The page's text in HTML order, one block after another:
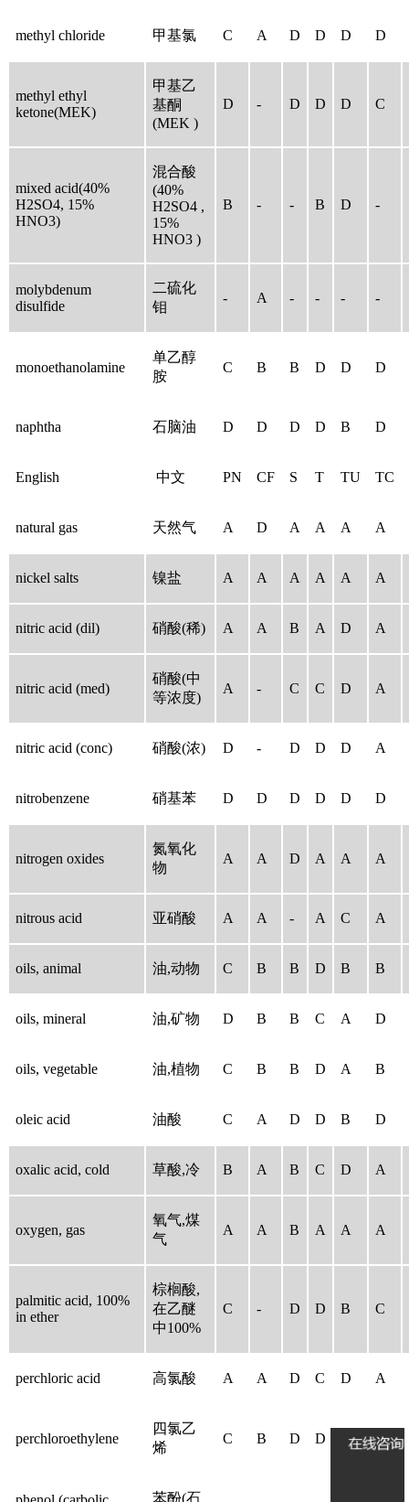
methyl chloride 甲基氯 C A D D D D
methyl ethyl
ketone(MEK)
甲基乙
基酮
(MEK )
D - D D D C
mixed acid(40%
H2SO4, 15%
HNO3)
混合酸
(40%
H2SO4 ,
15%
HNO3 )
B - - B D -
molybdenum
disulfide
二硫化
钼
- A - - - -
monoethanolamine
单乙醇
胺
C B B D D D
naphtha 石脑油 D D D D B D
English 中文 PN CF S T TU TC
natural gas 天然气 A D A A A A
nickel salts 镍盐 A A A A A A
nitric acid (dil) 硝酸(稀) A A B A D A
nitric acid (med)
硝酸(中
等浓度)
A - C C D A
nitric acid (conc) 硝酸(浓) D - D D D A
nitrobenzene 硝基苯 D D D D D D
nitrogen oxides
氮氧化
物
A A D A A A
nitrous acid 亚硝酸 A A - A C A
oils, animal 油,动物 C B B D B B
oils, mineral 油,矿物 D B B C A D
oils, vegetable 油,植物 C B B D A B
oleic acid 油酸 C A D D B D
oxalic acid, cold 草酸,冷 B A B C D A
oxygen, gas
氧气,煤
气
A A B A A A
palmitic acid, 100%
in ether
棕榈酸,
在乙醚
中100%
C - D D B C
perchloric acid 高氯酸 A A D C D A
perchloroethylene
四氯乙
烯
C B D D D D
苯酚(石